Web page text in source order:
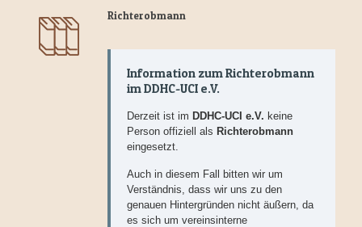
Richterobmann
Information zum Richterobmann
im DDHC-UCI e.V.
Derzeit ist im DDHC-UCI e.V. keine
Person offiziell als Richterobmann
eingesetzt.
Auch in diesem Fall bitten wir um
Verständnis, dass wir uns zu den
genauen Hintergründen nicht äußern, da
es sich um vereinsinterne